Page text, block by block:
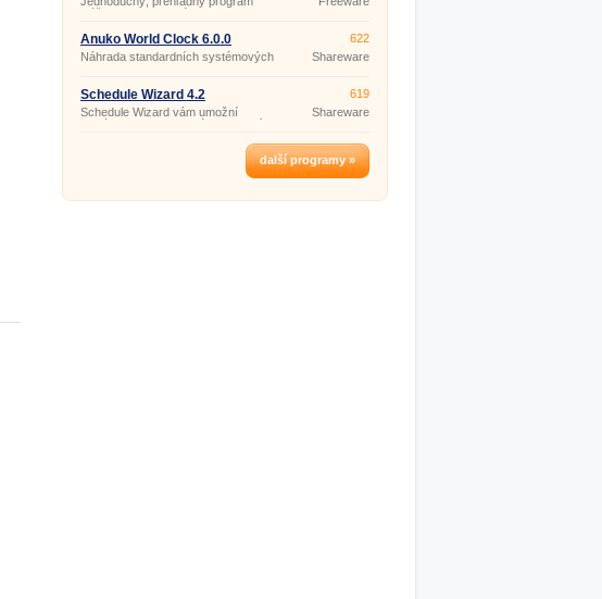
slúži na automatické vypnutie PC,
formou odpočítavania.
Anuko World Clock 6.0.0
Náhrada standardních systémových
622
Shareware
Schedule Wizard 4.2
Schedule Wizard vám umožní
naplánovat automatické provedení
systému, spuštění nebo ukončení
libovolné aplikace, odeslání pošty a
619
Shareware
další programy »